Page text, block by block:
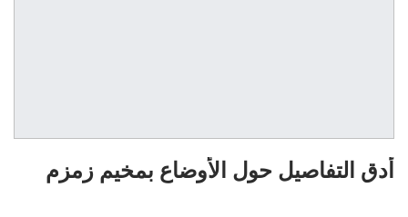
أدق التفاصيل حول الأوضاع بمخيم زمزم